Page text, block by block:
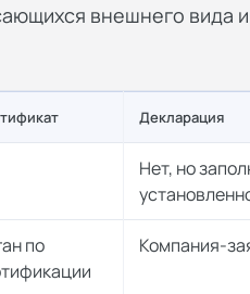
внешнего вида
Декларация
Нет, но
по
Компания-